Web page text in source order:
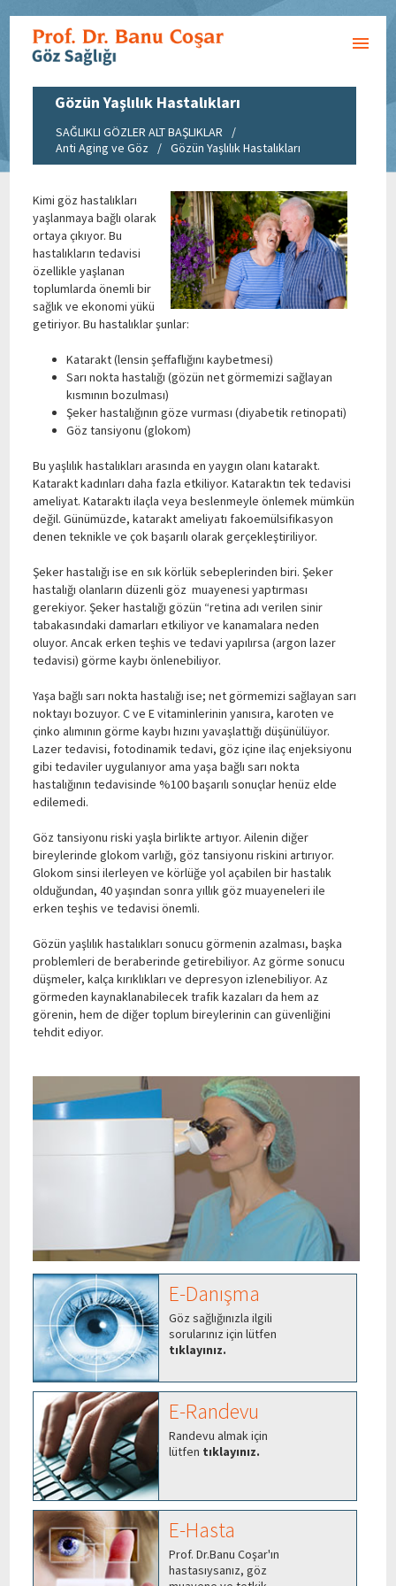
Gözün Yaşlılık Hastalıkları
SAĞLIKLI GÖZLER ALT BAŞLIKLAR
/
Anti Aging ve Göz
/ Gözün Yaşlılık Hastalıkları
Kimi göz hastalıkları
yaşlanmaya bağlı olarak
ortaya çıkıyor. Bu
hastalıkların tedavisi
özellikle yaşlanan
toplumlarda önemli bir
sağlık ve ekonomi yükü
getiriyor. Bu hastalıklar şunlar:
Katarakt (lensin şeffaflığını kaybetmesi)
Sarı nokta hastalığı (gözün net görmemizi sağlayan
kısmının bozulması)
Şeker hastalığının göze vurması (diyabetik retinopati)
Göz tansiyonu (glokom)
Bu yaşlılık hastalıkları arasında en yaygın olanı katarakt.
Katarakt kadınları daha fazla etkiliyor. Kataraktın tek tedavisi
ameliyat. Kataraktı ilaçla veya beslenmeyle önlemek mümkün
değil. Günümüzde, katarakt ameliyatı fakoemülsifikasyon
denen teknikle ve çok başarılı olarak gerçekleştiriliyor.
Şeker hastalığı ise en sık körlük sebeplerinden biri. Şeker
hastalığı olanların düzenli göz muayenesi yaptırması
gerekiyor. Şeker hastalığı gözün “retina adı verilen sinir
tabakasındaki damarları etkiliyor ve kanamalara neden
oluyor. Ancak erken teşhis ve tedavi yapılırsa (argon lazer
tedavisi) görme kaybı önlenebiliyor.
Yaşa bağlı sarı nokta hastalığı ise; net görmemizi sağlayan sarı
noktayı bozuyor. C ve E vitaminlerinin yanısıra, karoten ve
çinko alımının görme kaybı hızını yavaşlattığı düşünülüyor.
Lazer tedavisi, fotodinamik tedavi, göz içine ilaç enjeksiyonu
gibi tedaviler uygulanıyor ama yaşa bağlı sarı nokta
hastalığının tedavisinde %100 başarılı sonuçlar henüz elde
edilemedi.
Göz tansiyonu riski yaşla birlikte artıyor. Ailenin diğer
bireylerinde glokom varlığı, göz tansiyonu riskini artırıyor.
Glokom sinsi ilerleyen ve körlüğe yol açabilen bir hastalık
olduğundan, 40 yaşından sonra yıllık göz muayeneleri ile
erken teşhis ve tedavisi önemli.
Gözün yaşlılık hastalıkları sonucu görmenin azalması, başka
problemleri de beraberinde getirebiliyor. Az görme sonucu
düşmeler, kalça kırıklıkları ve depresyon izlenebiliyor. Az
görmeden kaynaklanabilecek trafik kazaları da hem az
görenin, hem de diğer toplum bireylerinin can güvenliğini
tehdit ediyor.
E-Danışma
Göz sağlığınızla ilgili
sorularınız için lütfen
tıklayınız.
E-Randevu
Randevu almak için
lütfen tıklayınız.
E-Hasta
Prof. Dr.Banu Coşar'ın
hastasıysanız, göz